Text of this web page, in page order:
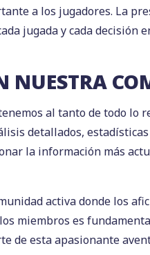
a los jugadores. La
jugada y cada decisión
NUESTRA
al tanto de todo lo
detallados,
la información más
activa donde los
miembros es
de esta apasionante